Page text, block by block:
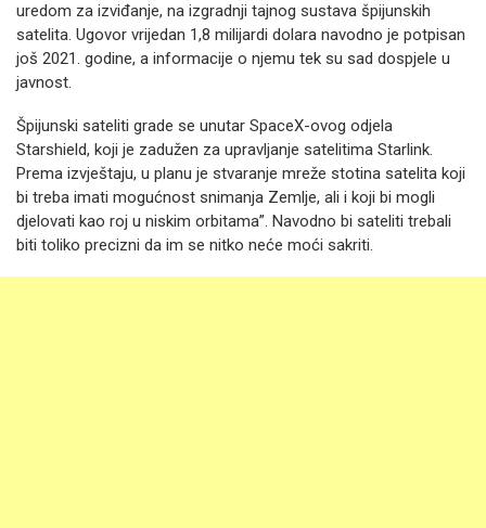
uredom za izviđanje, na izgradnji tajnog sustava špijunskih
satelita. Ugovor vrijedan 1,8 milijardi dolara navodno je potpisan
još 2021. godine, a informacije o njemu tek su sad dospjele u
javnost.
Špijunski sateliti grade se unutar SpaceX-ovog odjela
Starshield, koji je zadužen za upravljanje satelitima Starlink.
Prema izvještaju, u planu je stvaranje mreže stotina satelita koji
bi treba imati mogućnost snimanja Zemlje, ali i koji bi mogli
djelovati kao roj u niskim orbitama”. Navodno bi sateliti trebali
biti toliko precizni da im se nitko neće moći sakriti.